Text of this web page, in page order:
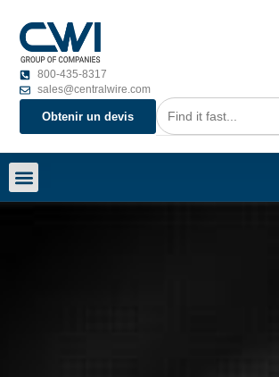
800-435-8317
sales@centralwire.com
Obtenir un devis